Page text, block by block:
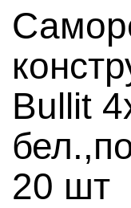
Bullit
20 шт